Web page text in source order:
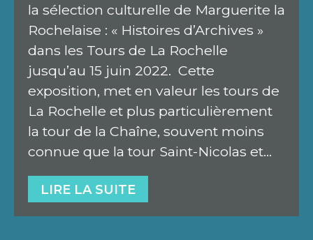
la sélection culturelle de Marguerite la
Rochelaise : « Histoires d’Archives »
dans les Tours de La Rochelle
jusqu’au 15 juin 2022. Cette
exposition, met en valeur les tours de
La Rochelle et plus particulièrement
la tour de la Chaîne, souvent moins
connue que la tour Saint-Nicolas et…
LIRE LA SUITE